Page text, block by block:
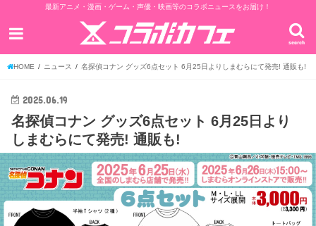
最新アニメ・漫画・ゲーム・声優・映画等のコラボニュースをお届け！
search
HOME ニュース 名探偵コナン グッズ6点セット 6月25日よりしまむらにて発売! 通販も!
2025.06.19
名探偵コナン グッズ6点セット 6月25日より
しまむらにて発売! 通販も!